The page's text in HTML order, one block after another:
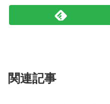
関連記事